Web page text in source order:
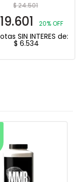
$24.501
19.601 20% OFF
SIN INTERES de:
$ 6.534